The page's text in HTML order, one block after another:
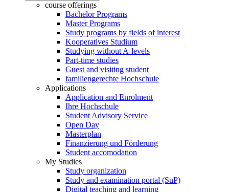
course offerings
Bachelor Programs
Master Programs
Study programs by fields of interest
Kooperatives Studium
Studying without A-levels
Part-time studies
Guest and visiting student
familiengerechte Hochschule
Applications
Application and Enrolment
Ihre Hochschule
Student Advisory Service
Open Day
Masterplan
Finanzierung und Förderung
Student accomodation
My Studies
Study organization
Study and examination portal (SuP)
Digital teaching and learning